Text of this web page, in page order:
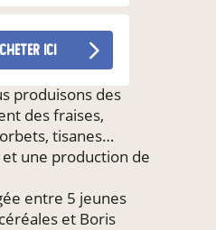
ici
produisons des
des fraises,
tisanes…
une production de
entre 5 jeunes
et Boris